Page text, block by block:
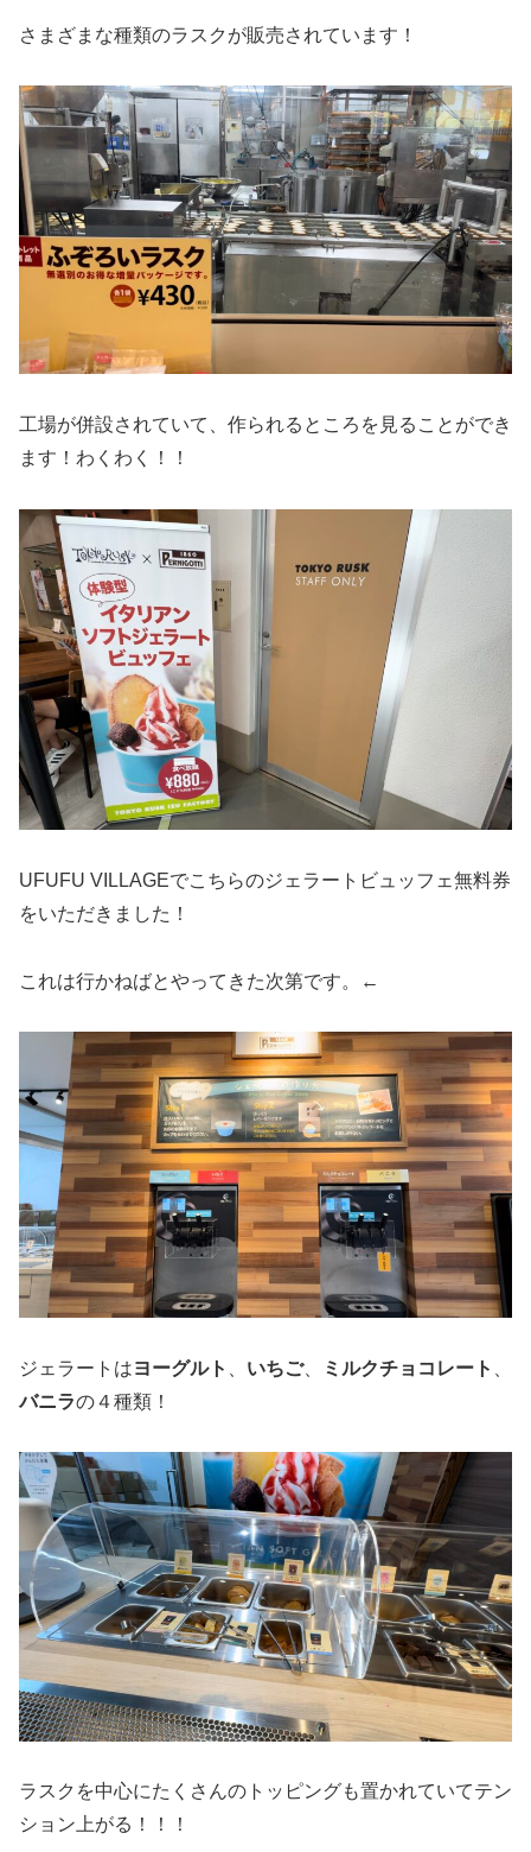
さまざまな種類のラスクが販売されています！
工場が併設されていて、作られるところを見ることができ
ます！わくわく！！
UFUFU VILLAGEでこちらのジェラートビュッフェ無料券
をいただきました！
これは行かねばとやってきた次第です。←
ジェラートはヨーグルト いちご、 ミルクチョコレート
バニラの４種類！
ラスクを中心にたくさんのトッピングも置かれていてテン
ション上がる！！！